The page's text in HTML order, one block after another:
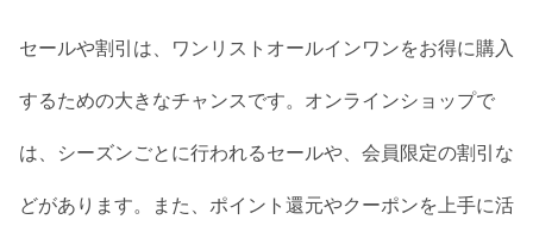
セールや割引は、ワンリストオールインワンをお得に購入
するための大きなチャンスです。オンラインショップで
は、シーズンごとに行われるセールや、会員限定の割引な
どがあります。また、ポイント還元やクーポンを上手に活